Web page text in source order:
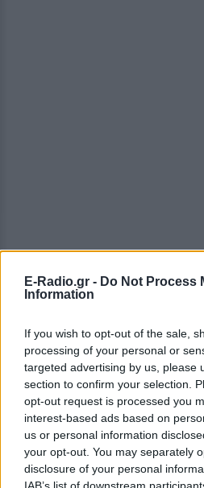
E-Radio.gr - Do Not Process
Information
If you wish to opt-out of the sale,
processing of your personal or
targeted advertising by us, please
section to confirm your selection.
opt-out request is processed you
interest-based ads based on
us or personal information
your opt-out. You may separately
disclosure of your personal
IAB’s list of downstream
ΔΕΙΤΕ ΕΠΙΣΗΣ
ΣΤΗΝ ΙΔΙΑ
Μύκονος:
έκαναν
‑